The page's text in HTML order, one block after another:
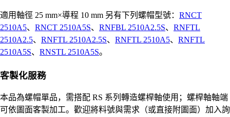
適用軸徑 25 mm×導程 10 mm 另有下列螺帽型號： RNCT
2510A5、 RNCT 2510A5S、 RNFBL 2510A2.5S、 RNFTL
2510A2.5、 RNFTL 2510A2.5S、 RNFTL 2510A5、 RNFTL
2510A5S、 RNSTL 2510A5S。
客製化服務
本品為螺帽單品，需搭配 RS 系列轉造螺桿軸使用；螺桿軸軸端
可依圖面客製加工。歡迎將料號與需求（或直接附圖面）加入詢